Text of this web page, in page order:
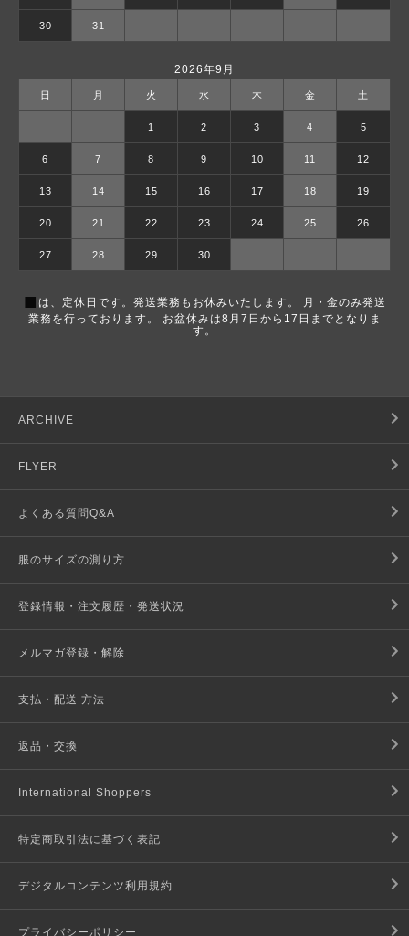
30 31
2026年9月
日 月 火 水 木 金 土
1 2 3 4 5
6 7 8 9 10 11 12
13 14 15 16 17 18 19
20 21 22 23 24 25 26
27 28 29 30
■ は、定休日です。発送業務もお休みいたします。 月・金のみ発送
業務を行っております。 お盆休みは8月7日から17日までとなりま
す。
ARCHIVE
FLYER
よくある質問Q&A
服のサイズの測り方
登録情報・注文履歴・発送状況
メルマガ登録・解除
支払・配送 方法
返品・交換
International Shoppers
特定商取引法に基づく表記
デジタルコンテンツ利用規約
プライバシーポリシー